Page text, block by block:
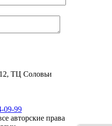
12, ТЦ Соловьи
09-99
авторские права